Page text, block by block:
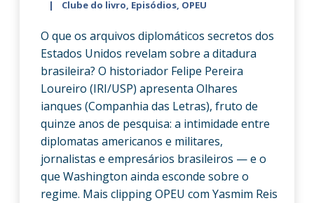
Clube do livro, Episódios, OPEU
O que os arquivos diplomáticos secretos dos
Estados Unidos revelam sobre a ditadura
brasileira? O historiador Felipe Pereira
Loureiro (IRI/USP) apresenta Olhares
ianques (Companhia das Letras), fruto de
quinze anos de pesquisa: a intimidade entre
diplomatas americanos e militares,
jornalistas e empresários brasileiros — e o
que Washington ainda esconde sobre o
regime. Mais clipping OPEU com Yasmim Reis